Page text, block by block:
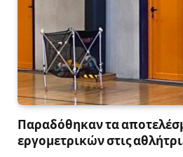
Παραδόθηκαν τα
εργομετρικών στις